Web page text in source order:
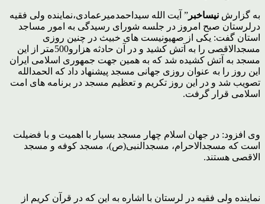
به گزارش نیساخبر ” آیت الله سیداحمدمیرعمادی،نماینده ولی فقیه
درلرستان صبح امروز در جلسه شورای رسیدگی به امور مساجد
استان گفت: یکی از صهیونیست های خبیث در چنین روزی
مسجدالاقصی را به آتش کشید و در آن حادثه هزارو500متر از این
مسجد به آتش کشیده شد که به همین جهت جمهوری اسلامی ایران
این روز را به عنوان روزی جهانی مسجد پیشنهاد داد که الحمدالله
تصویب شد و در این روز تکریم و تعظیم مسجد در برنامه های امت
اسلامی قرار گرفت.
وی افزود: در جهان اسلام چهار مسجد بسیار با اهمیت و با فضیلت
است که مسجدالاحرام، مسجدالنبی(ص)، مسجد کوفه و مسجد
الاقصی هستند.
نماینده ولی فقیه در لرستان با اشاره به این که در قرآن کریم از